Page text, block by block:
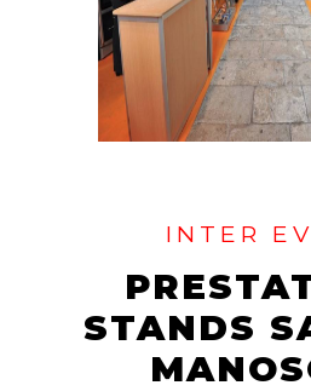
INTER
PRESTATAIRE
STANDS